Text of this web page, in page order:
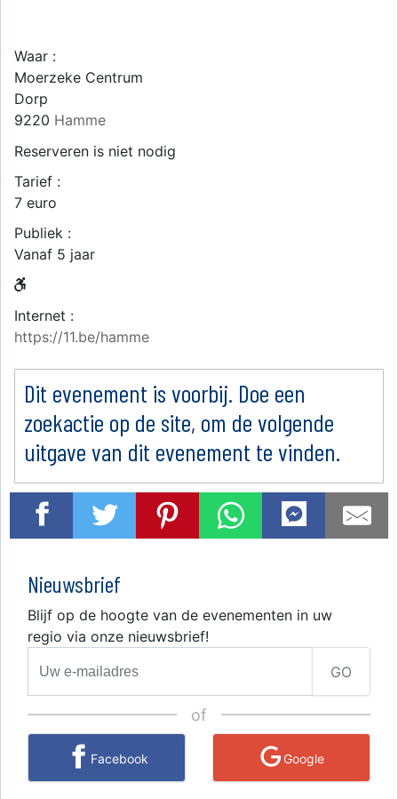
Waar :
Moerzeke Centrum
Dorp
9220 Hamme
Reserveren is niet nodig
Tarief :
7 euro
Publiek :
Vanaf 5 jaar
Internet :
https://11.be/hamme
Dit evenement is voorbij. Doe een
zoekactie op de site, om de volgende
uitgave van dit evenement te vinden.
Nieuwsbrief
Blijf op de hoogte van de evenementen in uw
regio via onze nieuwsbrief!
GO
of
Facebook Google